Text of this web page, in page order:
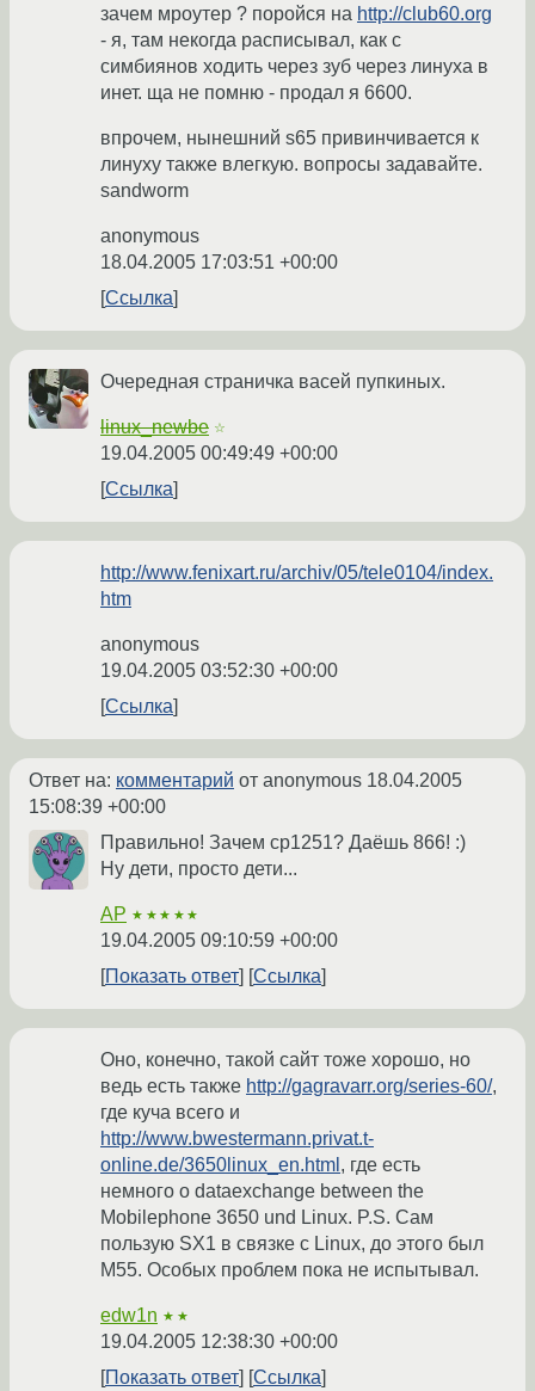
зачем мроутер ? поройся на http://club60.org
- я, там некогда расписывал, как с
симбиянов ходить через зуб через линуха в
инет. ща не помню - продал я 6600.
впрочем, нынешний s65 привинчивается к
линуху также влегкую. вопросы задавайте.
sandworm
anonymous
18.04.2005 17:03:51 +00:00
Ссылка
Очередная страничка васей пупкиных.
linux_newbe ☆
19.04.2005 00:49:49 +00:00
Ссылка
http://www.fenixart.ru/archiv/05/tele0104/index.
htm
anonymous
19.04.2005 03:52:30 +00:00
Ссылка
Ответ на: комментарий от anonymous 18.04.2005
15:08:39 +00:00
Правильно! Зачем cp1251? Даёшь 866! :)
Ну дети, просто дети...
AP ★★★★★
19.04.2005 09:10:59 +00:00
Показать ответ
Ссылка
Оно, конечно, такой сайт тоже хорошо, но
ведь есть также http://gagravarr.org/series-60/,
где куча всего и
http://www.bwestermann.privat.t-
online.de/3650linux_en.html , где есть
немного о dataexchange between the
Mobilephone 3650 und Linux. P.S. Сам
пользую SX1 в связке с Linux, до этого был
M55. Особых проблем пока не испытывал.
edw1n ★★
19.04.2005 12:38:30 +00:00
Показать ответ
Ссылка